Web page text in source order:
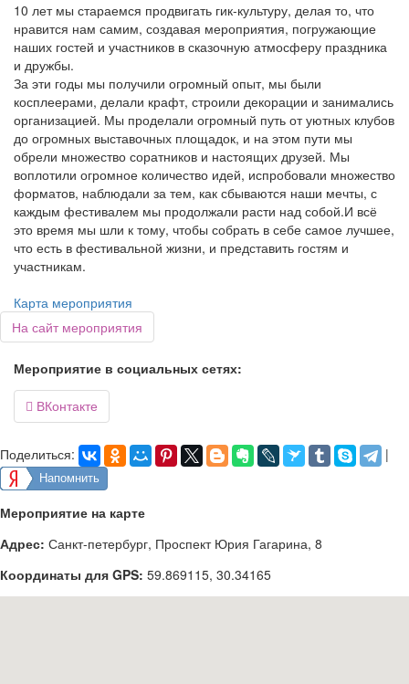
10 лет мы стараемся продвигать гик-культуру, делая то, что
нравится нам самим, создавая мероприятия, погружающие
наших гостей и участников в сказочную атмосферу праздника
и дружбы.
За эти годы мы получили огромный опыт, мы были
косплеерами, делали крафт, строили декорации и занимались
организацией. Мы проделали огромный путь от уютных клубов
до огромных выставочных площадок, и на этом пути мы
обрели множество соратников и настоящих друзей. Мы
воплотили огромное количество идей, испробовали множество
форматов, наблюдали за тем, как сбываются наши мечты, с
каждым фестивалем мы продолжали расти над собой.И всё
это время мы шли к тому, чтобы собрать в себе самое лучшее,
что есть в фестивальной жизни, и представить гостям и
участникам.
Карта мероприятия
На сайт мероприятия
Мероприятие в социальных сетях:
 ВКонтакте
Поделиться: |
Напомнить
Мероприятие на карте
Адрес: Санкт-петербург, Проспект Юрия Гагарина, 8
Координаты для GPS: 59.869115, 30.34165